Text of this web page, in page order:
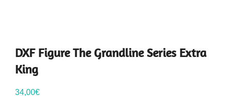
DXF Figure The Grandline Series Extra
King
34,00€